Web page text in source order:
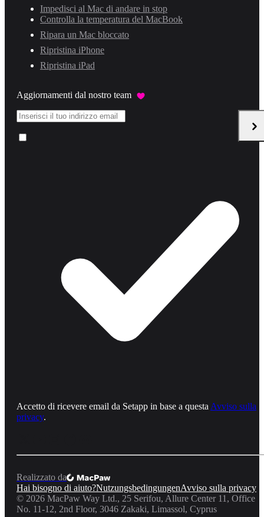
Impedisci al Mac di andare in stop
Controlla la temperatura del MacBook
Ripara un Mac bloccato
Ripristina iPhone
Ripristina iPad
Aggiornamenti dal nostro team
Accetto di ricevere email da Setapp in base a questa Avviso sulla
privacy.
Realizzato da
Hai bisogno di aiuto?NutzungsbedingungenAvviso sulla privacy
© 2026 MacPaw Way Ltd., 25 Serifou, Allure Center 11, Office
No. 11-12, 2nd Floor, 3046 Zakaki, Limassol, Cyprus